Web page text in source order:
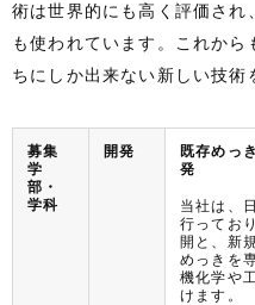
術は世界的にも高く評価され
も使われています。これか
ちにしか出来ない新しい技術
募集
学
部・
学科
開発
既存めっ
発
当社は、
行ってお
開と、新
めっきを
機化学や
けます。